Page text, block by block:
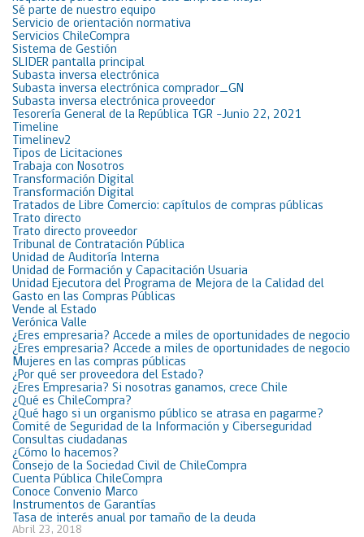
Sé parte de nuestro equipo
Servicio de orientación normativa
Servicios ChileCompra
Sistema de Gestión
SLIDER pantalla principal
Subasta inversa electrónica
Subasta inversa electrónica comprador_GN
Subasta inversa electrónica proveedor
Tesorería General de la República TGR -Junio 22, 2021
Timeline
Timelinev2
Tipos de Licitaciones
Trabaja con Nosotros
Transformación Digital
Transformación Digital
Tratados de Libre Comercio: capítulos de compras públicas
Trato directo
Trato directo proveedor
Tribunal de Contratación Pública
Unidad de Auditoría Interna
Unidad de Formación y Capacitación Usuaria
Unidad Ejecutora del Programa de Mejora de la Calidad del
Gasto en las Compras Públicas
Vende al Estado
Verónica Valle
¿Eres empresaria? Accede a miles de oportunidades de negocio
¿Eres empresaria? Accede a miles de oportunidades de negocio
Mujeres en las compras públicas
¿Por qué ser proveedora del Estado?
¿Eres Empresaria? Si nosotras ganamos, crece Chile
¿Qué es ChileCompra?
¿Qué hago si un organismo público se atrasa en pagarme?
Comité de Seguridad de la Información y Ciberseguridad
Consultas ciudadanas
¿Cómo lo hacemos?
Consejo de la Sociedad Civil de ChileCompra
Cuenta Pública ChileCompra
Conoce Convenio Marco
Instrumentos de Garantías
Tasa de interés anual por tamaño de la deuda
Abril 23, 2018